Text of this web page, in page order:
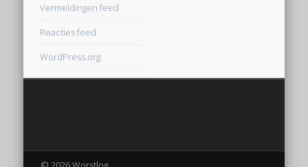
Vermeldingen feed
Reacties feed
WordPress.org